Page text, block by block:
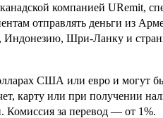
компанией URemit,
отправлять деньги из
Шри-Ланку и
США или евро и могут
карту или при получении
Комиссия за перевод — от 1%.